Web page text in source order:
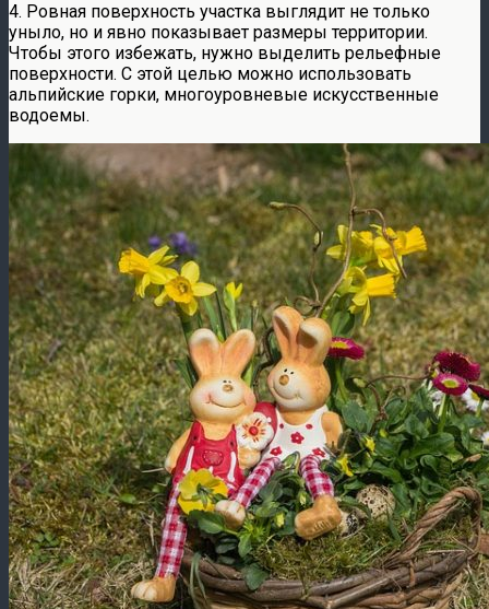
4. Ровная поверхность участка выглядит не только
уныло, но и явно показывает размеры территории.
Чтобы этого избежать, нужно выделить рельефные
поверхности. С этой целью можно использовать
альпийские горки, многоуровневые искусственные
водоемы.